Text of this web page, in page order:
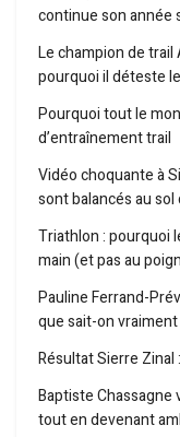
continue son année
Le champion de
pourquoi il déteste
Pourquoi tout le
d’entraînement trail
Vidéo choquante à
sont balancés au
Triathlon : pourquoi
main (et pas au
Pauline Ferrand-
que sait-on
Résultat Sierre
Baptiste
tout en devenant